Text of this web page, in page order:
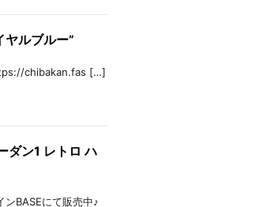
ルブルー”
chibakan.fas […]
ン1 レトロ ハ
BASEにて販売中♪